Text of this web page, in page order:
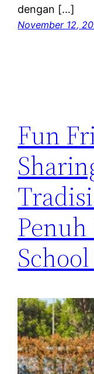
dengan […]
November 12,
Fun